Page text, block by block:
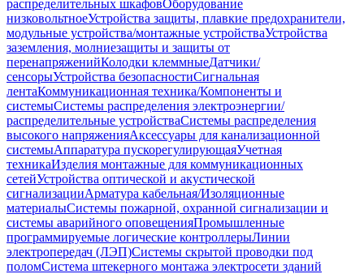
распределительных шкафовОборудование
низковольтноеУстройства защиты, плавкие предохранители,
модульные устройства/монтажные устройстваУстройства
заземления, молниезащиты и защиты от
перенапряженийКолодки клеммныеДатчики/
сенсорыУстройства безопасностиСигнальная
лентаКоммуникационная техника/Компоненты и
системыСистемы распределения электроэнергии/
распределительные устройстваСистемы распределения
высокого напряженияАксессуары для канализационной
системыАппаратура пускорегулирующаяУчетная
техникаИзделия монтажные для коммуникационных
сетейУстройства оптической и акустической
сигнализацииАрматура кабельная/Изоляционные
материалыСистемы пожарной, охранной сигнализации и
системы аварийного оповещенияПромышленные
программируемые логические контроллерыЛинии
электропередач (ЛЭП)Системы скрытой проводки под
поломСистема штекерного монтажа электросети зданий